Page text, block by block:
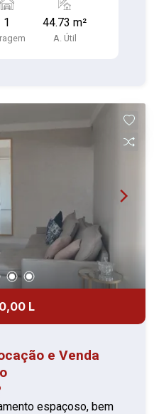
sacada (piso
planejados,
01 Banheiro com
playground e
creches,
público
1 44.73 m²
A. Útil
L
e Venda
espaçoso, bem